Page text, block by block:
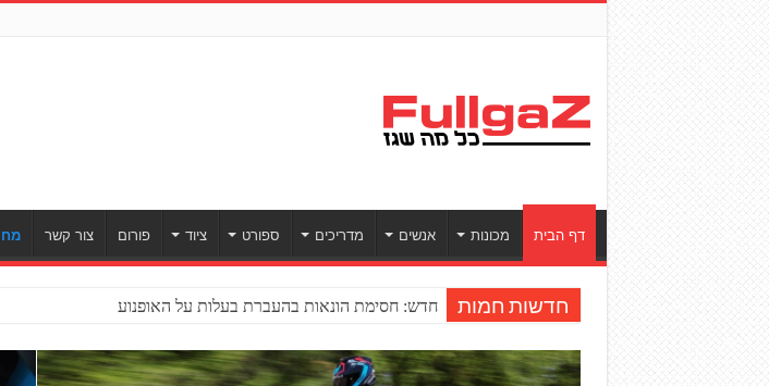
דף הבית מכונות אנשים מדריכים ספורט ציוד פורום צור קשר
חדשות חמות חדש: חסימת הונאות בהעברת בעלות על האופנוע